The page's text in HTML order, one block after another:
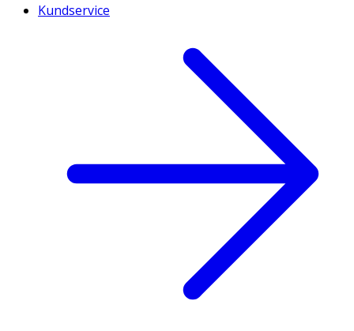
Kundservice